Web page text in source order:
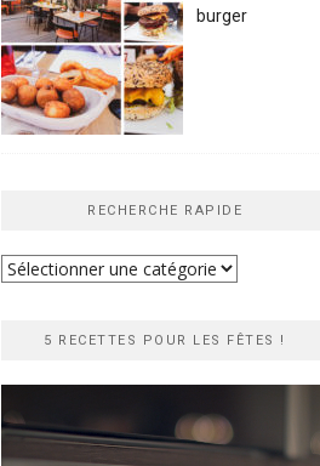
burger
RECHERCHE RAPIDE
Recherche
5 RECETTES POUR LES FÊTES !
vidéo